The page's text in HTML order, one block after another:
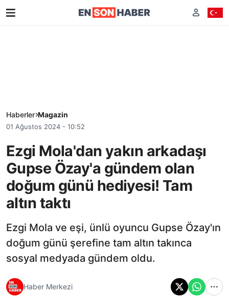
Haberler Magazin
01 Ağustos 2024 - 10:52
Ezgi Mola'dan yakın arkadaşı
Gupse Özay'a gündem olan
doğum günü hediyesi! Tam
altın taktı
Ezgi Mola ve eşi, ünlü oyuncu Gupse Özay'ın
doğum günü şerefine tam altın takınca
sosyal medyada gündem oldu.
Haber Merkezi